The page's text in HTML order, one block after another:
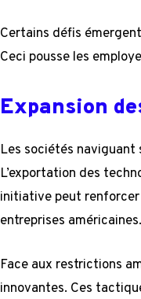
Certains défis
Ceci pousse les
Expansion
Les sociétés naviguant
L’exportation des
initiative peut
entreprises américaines.
Face aux restrictions
innovantes. Ces